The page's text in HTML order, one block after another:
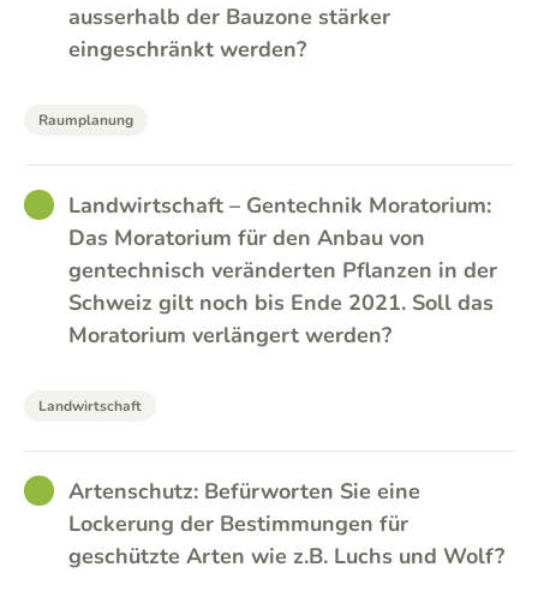
ausserhalb der Bauzone stärker
eingeschränkt werden?
Raumplanung
GOODLandwirtschaft – Gentechnik Moratorium:
Das Moratorium für den Anbau von
gentechnisch veränderten Pflanzen in der
Schweiz gilt noch bis Ende 2021. Soll das
Moratorium verlängert werden?
Landwirtschaft
GOODArtenschutz: Befürworten Sie eine
Lockerung der Bestimmungen für
geschützte Arten wie z.B. Luchs und Wolf?